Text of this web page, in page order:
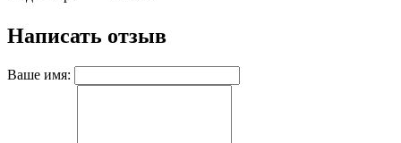
Написать отзыв
Ваше имя: